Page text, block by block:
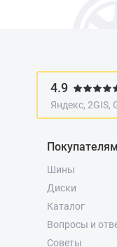
4.9
Яндекс, 2GIS,
Покупателям
Шины
Диски
Каталог
Вопросы и
Советы